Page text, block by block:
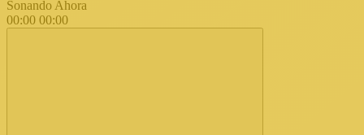
Sonando Ahora
00:00 00:00